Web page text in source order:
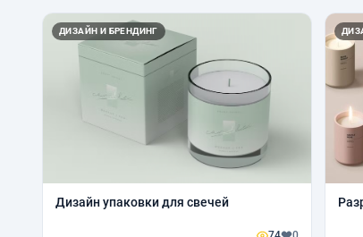
ДИЗАЙН И БРЕНДИНГ
Дизайн упаковки для свечей